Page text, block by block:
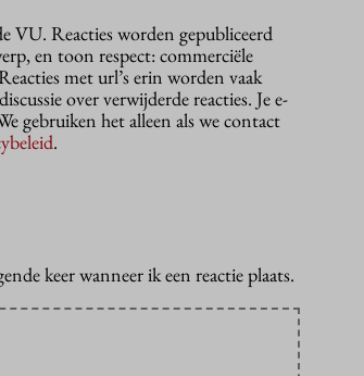
VU. Reacties worden gepubliceerd
en toon respect: commerciële
met url’s erin worden vaak
over verwijderde reacties. Je e-
gebruiken het alleen als we contact
.
keer wanneer ik een reactie plaats.